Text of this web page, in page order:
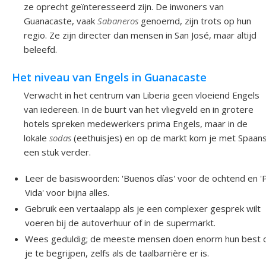
ze oprecht geïnteresseerd zijn. De inwoners van
Guanacaste, vaak Sabaneros genoemd, zijn trots op hun
regio. Ze zijn directer dan mensen in San José, maar altijd
beleefd.
Het niveau van Engels in Guanacaste
Verwacht in het centrum van Liberia geen vloeiend Engels
van iedereen. In de buurt van het vliegveld en in grotere
hotels spreken medewerkers prima Engels, maar in de
lokale sodas (eethuisjes) en op de markt kom je met
een stuk verder.
Leer de basiswoorden: 'Buenos días' voor de ochtend en
Vida' voor bijna alles.
Gebruik een vertaalapp als je een complexer gesprek wilt
voeren bij de autoverhuur of in de supermarkt.
Wees geduldig; de meeste mensen doen enorm hun best
je te begrijpen, zelfs als de taalbarrière er is.